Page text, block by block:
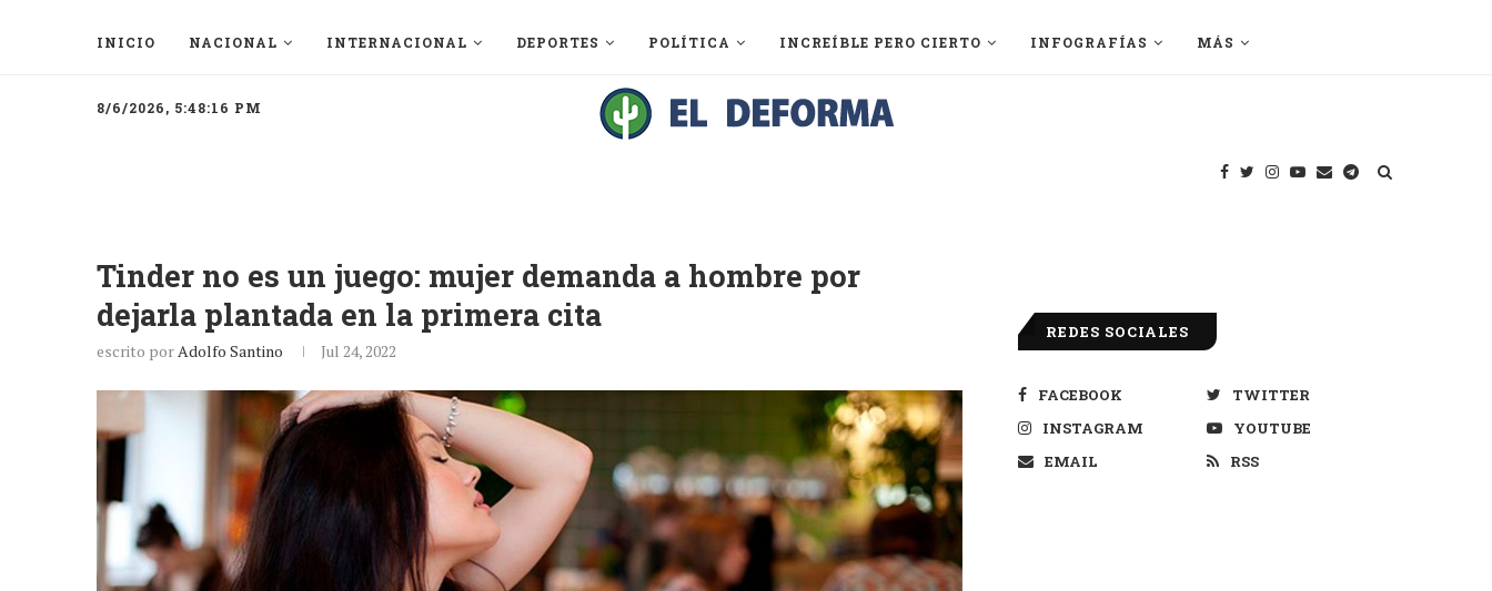
INICIO NACIONAL INTERNACIONAL DEPORTES POLÍTICA INCREÍBLE PERO CIERTO INFOGRAFÍAS MÁS
8/6/2026, 5:48:16 PM
Tinder no es un juego: mujer demanda a hombre por
dejarla plantada en la primera cita
escrito porAdolfo Santino Jul 24, 2022
REDES SOCIALES
FACEBOOK
TWITTER
INSTAGRAM
YOUTUBE
EMAIL
RSS